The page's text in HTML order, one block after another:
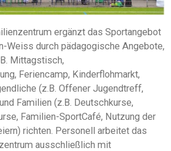
ergänzt das Sportangebot
Weiss durch pädagogische Angebote,
Mittagstisch,
Feriencamp, Kinderflohmarkt,
(z.B. Offener Jugendtreff,
Familien (z.B. Deutschkurse,
Familien-SportCafé, Nutzung der
richten. Personell arbeitet das
ausschließlich mit